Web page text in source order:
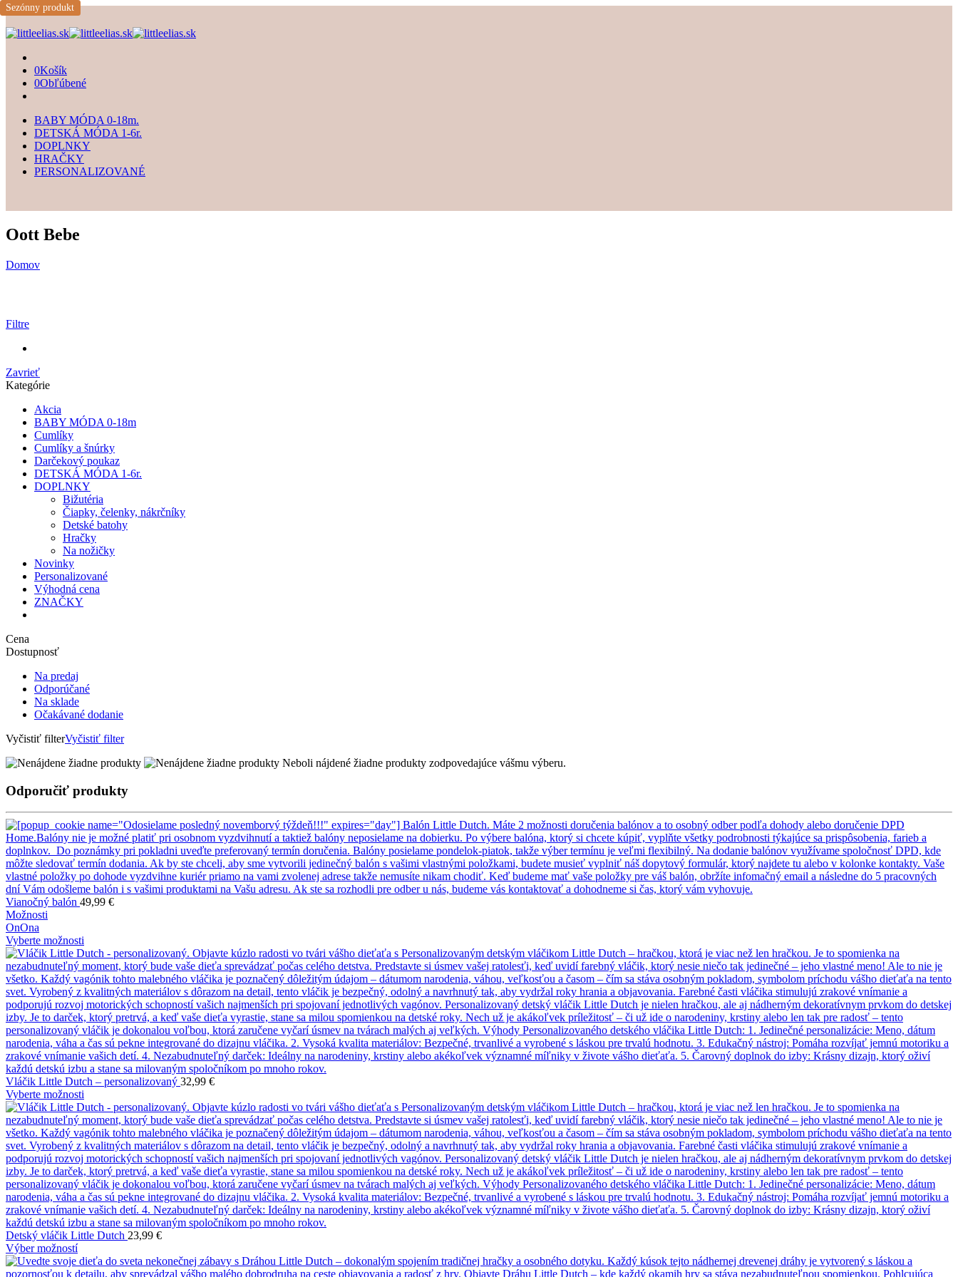
0Košík
0Obľúbené
BABY MÓDA 0-18m.
DETSKÁ MÓDA 1-6r.
DOPLNKY
HRAČKY
PERSONALIZOVANÉ
Oott Bebe
Domov
Filtre
Zavrieť
Kategórie
Akcia
BABY MÓDA 0-18m
Cumlíky
Cumlíky a šnúrky
Darčekový poukaz
DETSKÁ MÓDA 1-6r.
DOPLNKY
Bižutéria
Čiapky, čelenky, nákrčníky
Detské batohy
Hračky
Na nožičky
Novinky
Personalizované
Výhodná cena
ZNAČKY
Cena
Dostupnosť
Na predaj
Odporúčané
Na sklade
Očakávané dodanie
Vyčistiť filterVyčistiť filter
Neboli nájdené žiadne produkty zodpovedajúce vášmu výberu.
Odporučiť produkty
Sezónny produkt
Vianočný balón 49,99 €
Možnosti
OnOna
Vyberte možnosti
Vláčik Little Dutch – personalizovaný 32,99 €
Vyberte možnosti
Detský vláčik Little Dutch 23,99 €
Výber možností